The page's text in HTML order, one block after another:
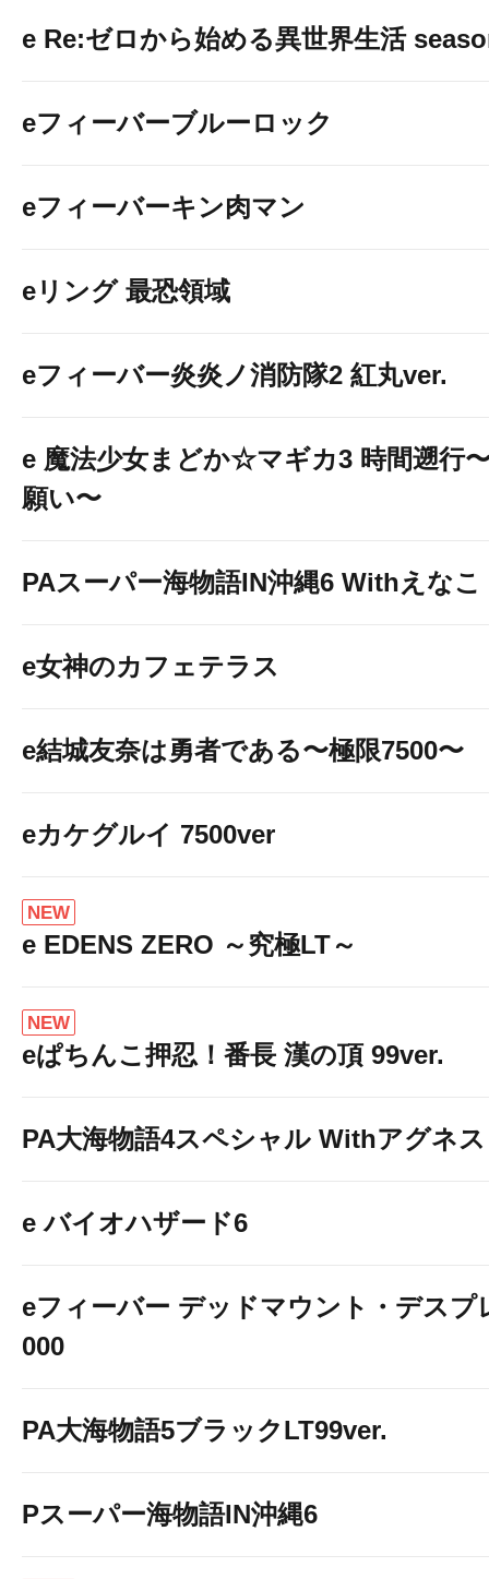
e Re:ゼロから始める異世界生活
eフィーバーブルーロック
eフィーバーキン肉マン
eリング 最恐領域
eフィーバー炎炎ノ消防隊2 紅丸ver.
e 魔法少女まどか☆マギカ3 時間遡行
願い〜
PAスーパー海物語IN沖縄6 Withえなこ
e女神のカフェテラス
e結城友奈は勇者である〜極限7500〜
eカケグルイ 7500ver
NEW
e EDENS ZERO ～究極LT～
NEW
eぱちんこ押忍！番長 漢の頂 99ver.
PA大海物語4スペシャル Withアグネ
e バイオハザード6
eフィーバー デッドマウント・デスプ
000
PA大海物語5ブラックLT99ver.
Pスーパー海物語IN沖縄6